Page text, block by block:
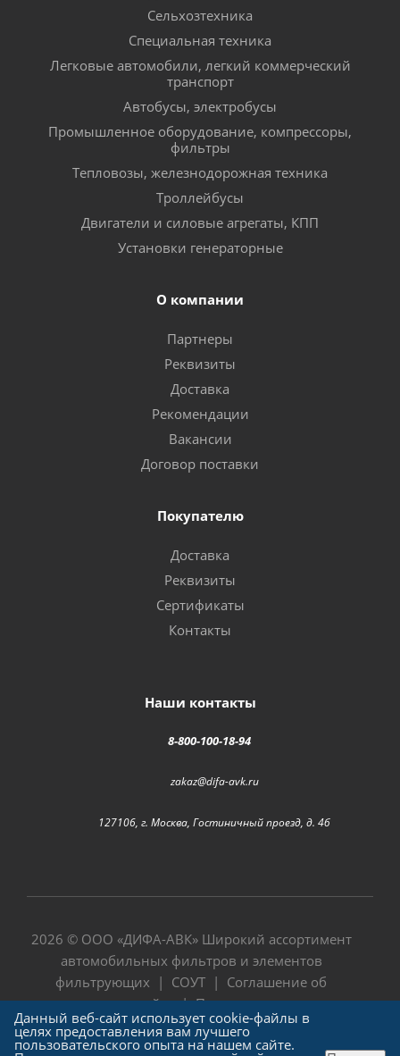
Сельхозтехника
Специальная техника
Легковые автомобили, легкий коммерческий
транспорт
Автобусы, электробусы
Промышленное оборудование, компрессоры,
фильтры
Тепловозы, железнодорожная техника
Троллейбусы
Двигатели и силовые агрегаты, КПП
Установки генераторные
О компании
Партнеры
Реквизиты
Доставка
Рекомендации
Вакансии
Договор поставки
Покупателю
Доставка
Реквизиты
Сертификаты
Контакты
Наши контакты
8-800-100-18-94
zakaz@difa-avk.ru
127106, г. Москва, Гостиничный проезд, д. 4б
2026 © ООО «ДИФА-АВК» Широкий ассортимент
автомобильных фильтров и элементов
фильтрующих | СОУТ | Соглашение об
использовании сайта|Политика в отношении
обработки персональных данных
Данный веб-сайт использует cookie-файлы в
целях предоставления вам лучшего
пользовательского опыта на нашем сайте.